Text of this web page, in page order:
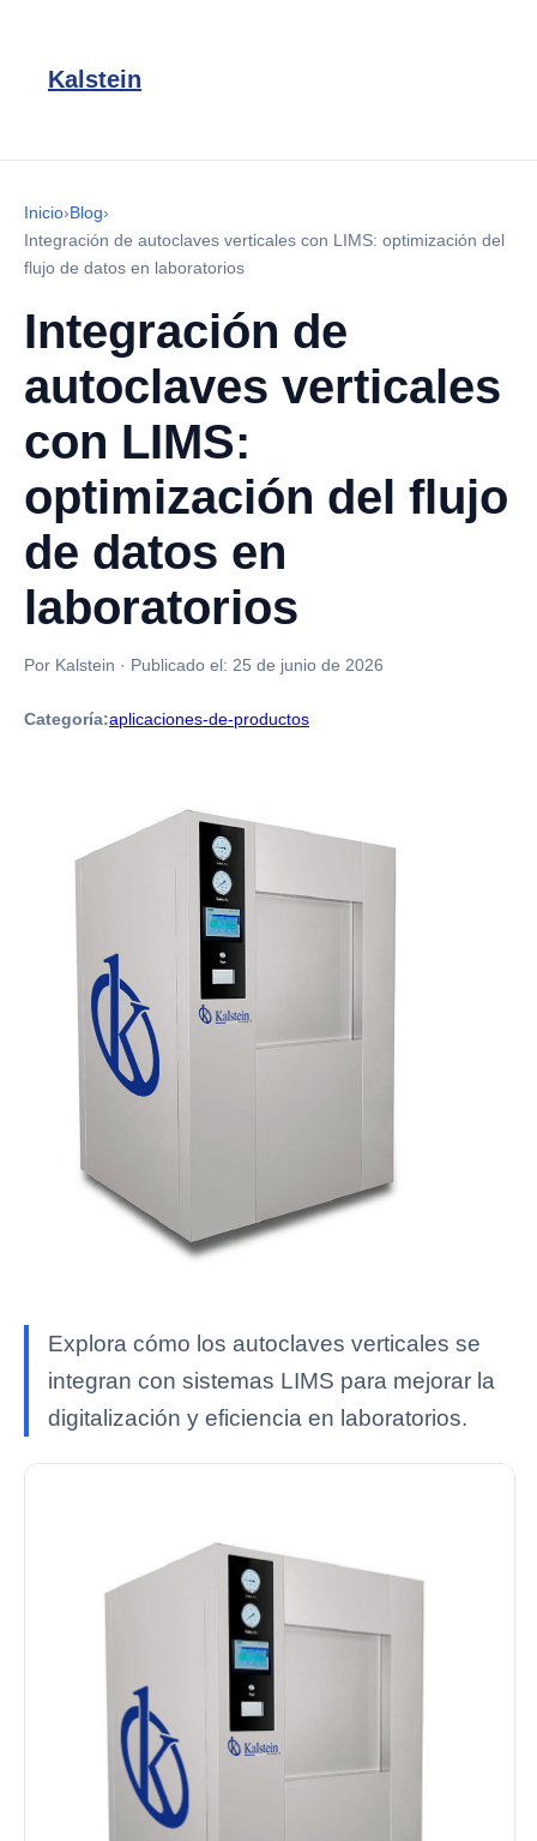
Kalstein
Inicio›Blog›
Integración de autoclaves verticales con LIMS: optimización del
flujo de datos en laboratorios
Integración de
autoclaves verticales
con LIMS:
optimización del flujo
de datos en
laboratorios
Por Kalstein · Publicado el: 25 de junio de 2026
Categoría:aplicaciones-de-productos
Explora cómo los autoclaves verticales se
integran con sistemas LIMS para mejorar la
digitalización y eficiencia en laboratorios.